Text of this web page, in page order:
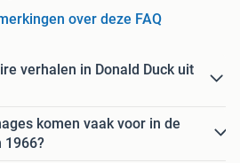
over deze FAQ
verhalen in Donald Duck uit
komen vaak voor in de
1966?